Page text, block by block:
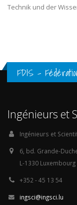
Technik und der
FDIS -
Ingénieurs et
Ingénieurs et
6, bd. Grande-
L-1330 Luxembourg
+352 - 45 13 54
ingsci@ingsci.lu